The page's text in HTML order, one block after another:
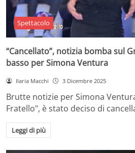
Spettacolo
“Cancellato”, notizia bomba sul
basso per Simona Ventura
Ilaria Macchi 3 Dicembre 2025
Brutte notizie per Simona
Fratello", è stato deciso di
Leggi di più